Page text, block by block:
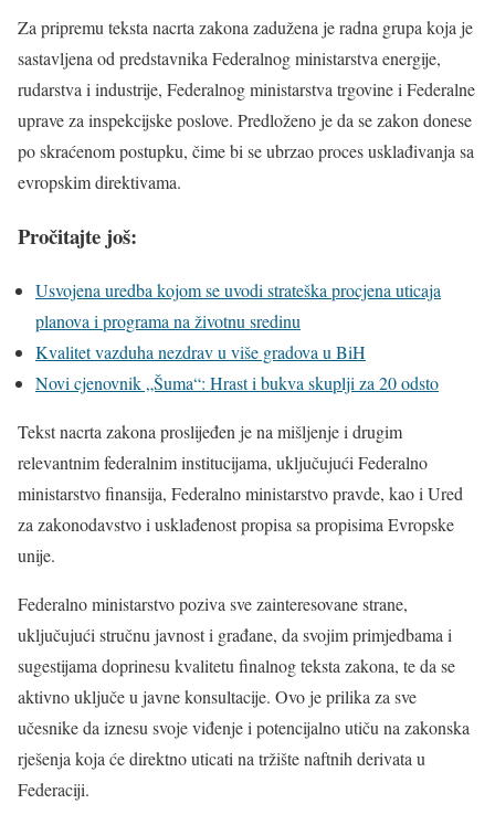
Za pripremu teksta nacrta zakona zadužena je radna grupa koja je
sastavljena od predstavnika Federalnog ministarstva energije,
rudarstva i industrije, Federalnog ministarstva trgovine i Federalne
uprave za inspekcijske poslove. Predloženo je da se zakon donese
po skraćenom postupku, čime bi se ubrzao proces usklađivanja sa
evropskim direktivama.
Pročitajte još:
Usvojena uredba kojom se uvodi strateška procjena uticaja
planova i programa na životnu sredinu
Kvalitet vazduha nezdrav u više gradova u BiH
Novi cjenovnik „Šuma“: Hrast i bukva skuplji za 20 odsto
Tekst nacrta zakona proslijeđen je na mišljenje i drugim
relevantnim federalnim institucijama, uključujući Federalno
ministarstvo finansija, Federalno ministarstvo pravde, kao i Ured
za zakonodavstvo i usklađenost propisa sa propisima Evropske
unije.
Federalno ministarstvo poziva sve zainteresovane strane,
uključujući stručnu javnost i građane, da svojim primjedbama i
sugestijama doprinesu kvalitetu finalnog teksta zakona, te da se
aktivno uključe u javne konsultacije. Ovo je prilika za sve
učesnike da iznesu svoje viđenje i potencijalno utiču na zakonska
rješenja koja će direktno uticati na tržište naftnih derivata u
Federaciji.